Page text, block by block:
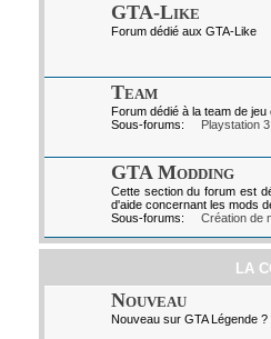
GTA-Like
Forum dédié aux GTA-Like
Team
Forum dédié à la team de jeu
Sous-forums:
Playstation 3,
GTA Modding
Cette section du forum est
d'aide concernant les mods
Sous-forums:
Création de
LA
Nouveau
Nouveau sur GTA Légende